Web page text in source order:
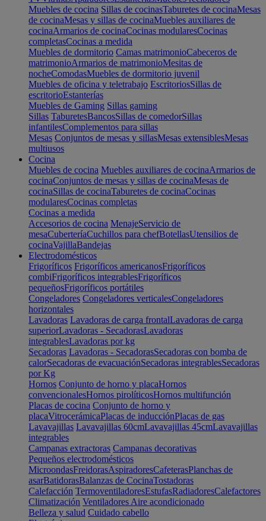
Muebles de cocina Sillas de cocinasTaburetes de cocinaMesas
de cocinaMesas y sillas de cocinaMuebles auxiliares de
cocinaArmarios de cocinaCocinas modularesCocinas
completasCocinas a medida
Muebles de dormitorio Camas matrimonioCabeceros de
matrimonioArmarios de matrimonioMesitas de
nocheComodasMuebles de dormitorio juvenil
Muebles de oficina y teletrabajo EscritoriosSillas de
escritorioEstanterías
Muebles de Gaming Sillas gaming
Sillas TaburetesBancosSillas de comedorSillas
infantilesComplementos para sillas
Mesas Conjuntos de mesas y sillasMesas extensiblesMesas
multiusos
Cocina
Muebles de cocina Muebles auxiliares de cocinaArmarios de
cocinaConjuntos de mesas y sillas de cocinaMesas de
cocinaSillas de cocinaTaburetes de cocinaCocinas
modularesCocinas completas
Cocinas a medida
Accesorios de cocina MenajeServicio de
mesaCuberteríaCuchillos para chefBotellasUtensilios de
cocinaVajillaBandejas
Electrodomésticos
Frigoríficos Frigoríficos americanosFrigoríficos
combiFrigoríficos integrablesFrigoríficos
pequeñosFrigoríficos portátiles
Congeladores Congeladores verticalesCongeladores
horizontales
Lavadoras Lavadoras de carga frontalLavadoras de carga
superiorLavadoras - SecadorasLavadoras
integrablesLavadoras por kg
Secadoras Lavadoras - SecadorasSecadoras con bomba de
calorSecadoras de evacuaciónSecadoras integrablesSecadoras
por Kg
Hornos Conjunto de horno y placaHornos
convencionalesHornos pirolíticosHornos multifunción
Placas de cocina Conjunto de horno y
placaVitrocerámicaPlacas de inducciónPlacas de gas
Lavavajillas Lavavajillas 60cmLavavajillas 45cmLavavajillas
integrables
Campanas extractoras Campanas decorativas
Pequeños electrodomésticos
MicroondasFreidorasAspiradoresCafeterasPlanchas de
asarBatidorasBalanzas de CocinaTostadoras
Calefacción TermoventiladoresEstufasRadiadoresCalefactores
Climatización Ventiladores Aire acondicionado
Belleza y salud Cuidado cabello